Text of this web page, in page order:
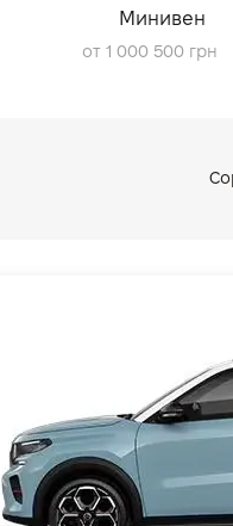
Минивен
от 1 000 500 грн